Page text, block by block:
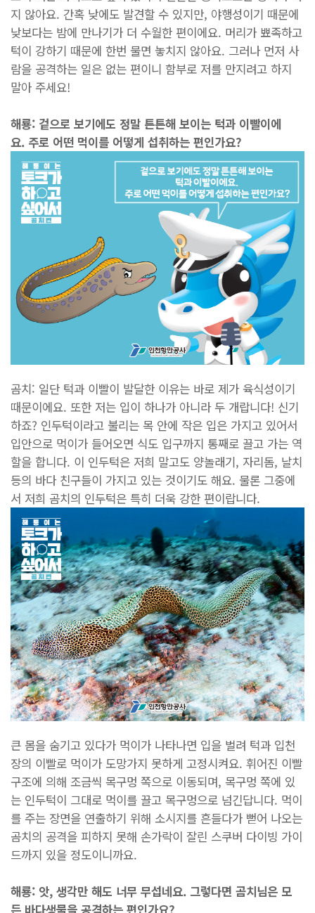
지 않아요. 간혹 낮에도 발견할 수 있지만, 야행성이기 때문에
낮보다는 밤에 만나기가 더 수월한 편이에요. 머리가 뾰족하고
턱이 강하기 때문에 한번 물면 놓치지 않아요. 그러나 먼저 사
람을 공격하는 일은 없는 편이니 함부로 저를 만지려고 하지
말아 주세요!
해룡: 겉으로 보기에도 정말 튼튼해 보이는 턱과 이빨이에
요. 주로 어떤 먹이를 어떻게 섭취하는 편인가요?
곰치: 일단 턱과 이빨이 발달한 이유는 바로 제가 육식성이기
때문이에요. 또한 저는 입이 하나가 아니라 두 개랍니다! 신기
하죠? 인두턱이라고 불리는 목 안에 작은 입은 가지고 있어서
입안으로 먹이가 들어오면 식도 입구까지 통째로 끌고 가는 역
할을 합니다. 이 인두턱은 저희 말고도 양놀래기, 자리돔, 날치
등의 바다 친구들이 가지고 있는 것이기도 해요. 물론 그중에
서 저희 곰치의 인두턱은 특히 더욱 강한 편이랍니다.
큰 몸을 숨기고 있다가 먹이가 나타나면 입을 벌려 턱과 입천
장의 이빨로 먹이가 도망가지 못하게 고정시켜요. 휘어진 이빨
구조에 의해 조금씩 목구멍 쪽으로 이동되며, 목구멍 쪽에 있
는 인두턱이 그대로 먹이를 끌고 목구멍으로 넘긴답니다. 먹이
를 주는 장면을 연출하기 위해 소시지를 흔들다가 뻗어 나오는
곰치의 공격을 피하지 못해 손가락이 잘린 스쿠버 다이빙 가이
드까지 있을 정도이니까요.
해룡: 앗, 생각만 해도 너무 무섭네요. 그렇다면 곰치님은 모
든 바다생물을 공격하는 편인가요?